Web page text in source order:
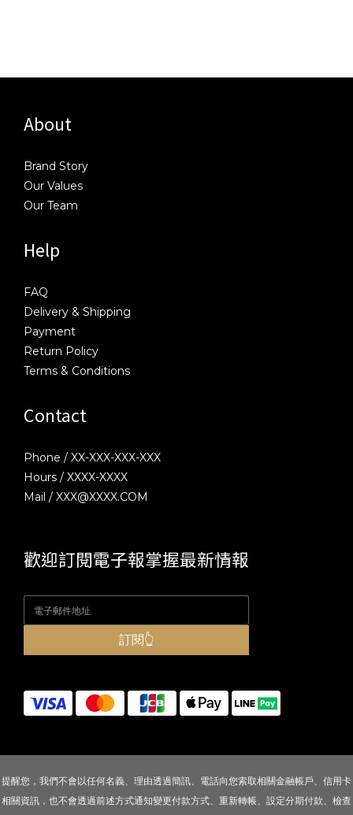
About
Brand Story
Our Values
Our Team
Help
FAQ
Delivery & Shipping
Payment
Return Policy
Terms & Conditions
Contact
Phone / XX-XXX-XXX-XXX
Hours / XXXX-XXXX
Mail / XXX@XXXX.COM
歡迎訂閱電子報掌握最新情報
訂閱👆
提醒您，我們不會以任何名義、理由透過簡訊、電話向您索取相關金融帳戶、信用卡
相關資訊，也不會透過前述方式通知變更付款方式、重新轉帳、設定分期付款、檢查